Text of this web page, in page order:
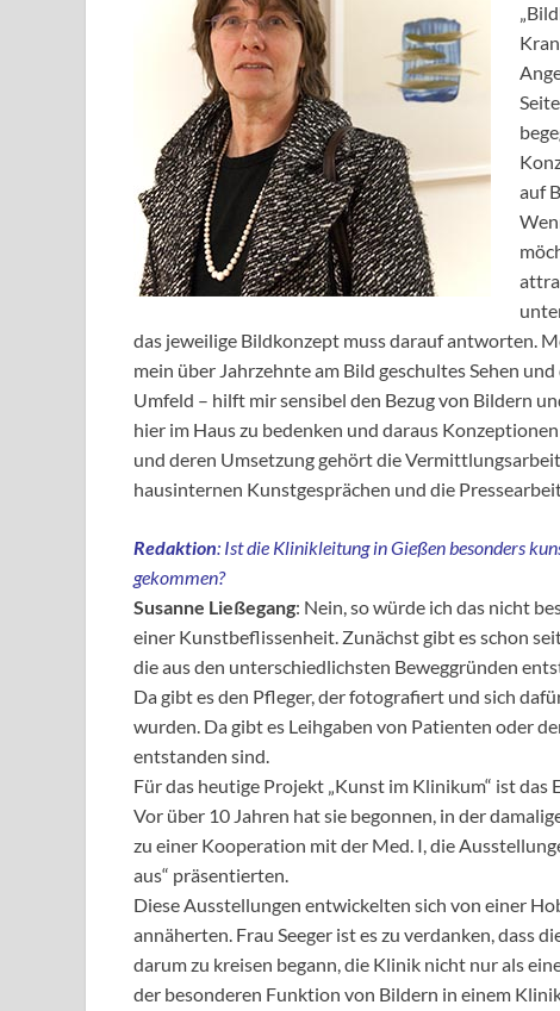
auf
das jeweilige Bildkonzept muss darauf antworten.
mein über Jahrzehnte am Bild geschultes Sehen
Umfeld – hilft mir sensibel den Bezug von Bildern
hier im Haus zu bedenken und daraus
und deren Umsetzung gehört die
hausinternen Kunstgesprächen und die
Redaktion: Ist die Klinikleitung in Gießen besonders
gekommen?
Susanne Ließegang: Nein, so würde ich das nicht
einer Kunstbeflissenheit. Zunächst gibt es schon
die aus den unterschiedlichsten Beweggründen
Da gibt es den Pfleger, der fotografiert und sich
wurden. Da gibt es Leihgaben von Patienten oder
entstanden sind.
Für das heutige Projekt „Kunst im Klinikum“ ist das
Vor über 10 Jahren hat sie begonnen, in der
zu einer Kooperation mit der Med. I, die
aus“ präsentierten.
Diese Ausstellungen entwickelten sich von einer
annäherten. Frau Seeger ist es zu verdanken, dass
darum zu kreisen begann, die Klinik nicht nur als
der besonderen Funktion von Bildern in einem